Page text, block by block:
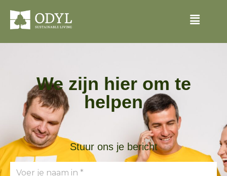
We zijn hier om te
helpen
Stuur ons je bericht